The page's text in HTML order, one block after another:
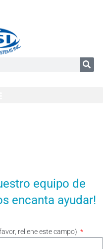
equipo de
encanta ayudar!
rellene este campo)